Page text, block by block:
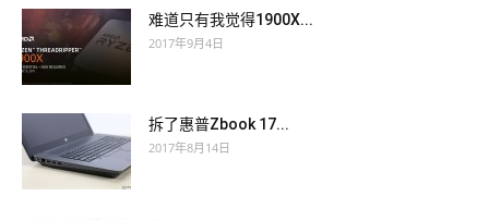
难道只有我觉得1900X...
2017年9月4日
拆了惠普Zbook 17...
2017年8月14日